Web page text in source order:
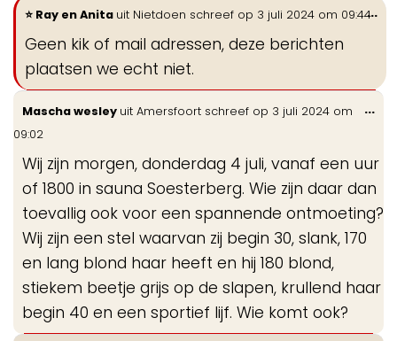
Ray en Anita uit Nietdoen schreef op 3 juli 2024 om 09:44
Geen kik of mail adressen, deze berichten
plaatsen we echt niet.
...
Mascha wesley uit Amersfoort schreef op 3 juli 2024 om
09:02
Wij zijn morgen, donderdag 4 juli, vanaf een uur
of 1800 in sauna Soesterberg. Wie zijn daar dan
toevallig ook voor een spannende ontmoeting?
Wij zijn een stel waarvan zij begin 30, slank, 170
en lang blond haar heeft en hij 180 blond,
stiekem beetje grijs op de slapen, krullend haar
begin 40 en een sportief lijf. Wie komt ook?
...